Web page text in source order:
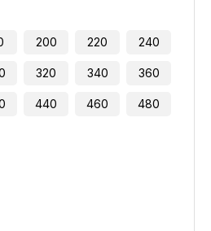
200 220 240
320 340 360
440 460 480